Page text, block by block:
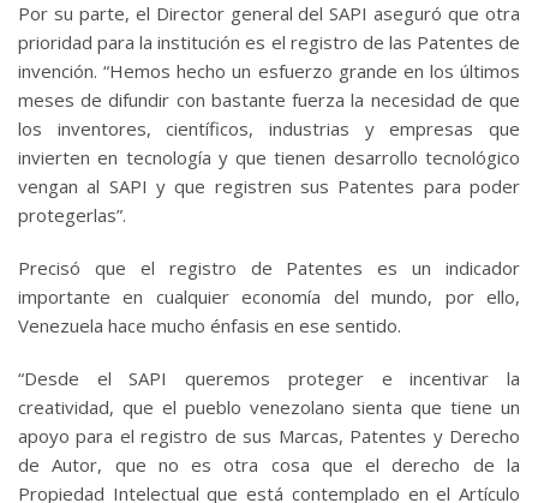
Por su parte, el Director general del SAPI aseguró que otra
prioridad para la institución es el registro de las Patentes de
invención. “Hemos hecho un esfuerzo grande en los últimos
meses de difundir con bastante fuerza la necesidad de que
los inventores, científicos, industrias y empresas que
invierten en tecnología y que tienen desarrollo tecnológico
vengan al SAPI y que registren sus Patentes para poder
protegerlas”.
Precisó que el registro de Patentes es un indicador
importante en cualquier economía del mundo, por ello,
Venezuela hace mucho énfasis en ese sentido.
“Desde el SAPI queremos proteger e incentivar la
creatividad, que el pueblo venezolano sienta que tiene un
apoyo para el registro de sus Marcas, Patentes y Derecho
de Autor, que no es otra cosa que el derecho de la
Propiedad Intelectual que está contemplado en el Artículo